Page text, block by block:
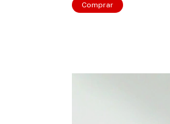
Comprar